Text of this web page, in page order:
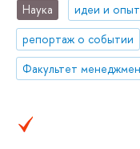
Наука
идеи и опыт
репортаж о событии